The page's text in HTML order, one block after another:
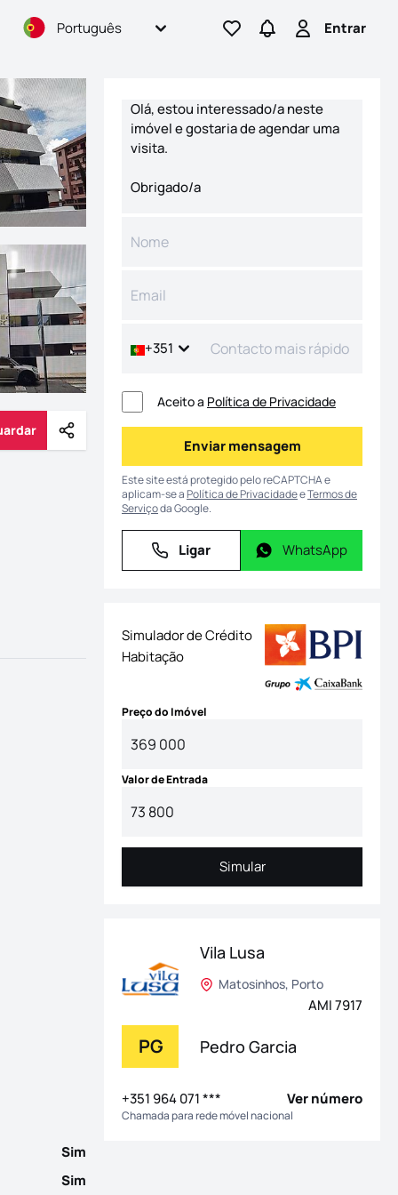
Português Ir para os favoritos
Ir para pesquisas
Entrar
Entrar
Guardar Partilhar
de águas Tetos Falsos em todo o
Sim
Sim
+351
Aceito a Política de Privacidade
Enviar mensagem
Enviar mensagem
Este site está protegido pelo reCAPTCHA e
aplicam-se aPolítica de PrivacidadeeTermos de
Serviçoda Google.
Ligar
Ligar WhatsApp
WhatsApp
Simulador de Crédito
Habitação
Preço do Imóvel
Valor de Entrada
Simular
Simular
Vila Lusa
Matosinhos, Porto
AMI 7917
PG Pedro Garcia
+351 964 071 *** Ver número
Chamada para rede móvel nacional